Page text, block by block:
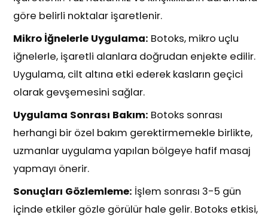
göre belirli noktalar işaretlenir.
Mikro İğnelerle Uygulama: Botoks, mikro uçlu
iğnelerle, işaretli alanlara doğrudan enjekte edilir.
Uygulama, cilt altına etki ederek kasların geçici
olarak gevşemesini sağlar.
Uygulama Sonrası Bakım: Botoks sonrası
herhangi bir özel bakım gerektirmemekle birlikte,
uzmanlar uygulama yapılan bölgeye hafif masaj
yapmayı önerir.
Sonuçları Gözlemleme: İşlem sonrası 3-5 gün
içinde etkiler gözle görülür hale gelir. Botoks etkisi,